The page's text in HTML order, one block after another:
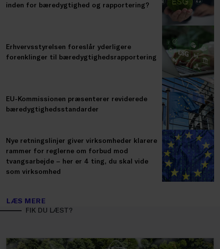
inden for bæredygtighed og rapportering?
Erhvervsstyrelsen foreslår yderligere
forenklinger til bæredygtighedsrapportering
EU-Kommissionen præsenterer reviderede
bæredygtighedsstandarder
Nye retningslinjer giver virksomheder klarere
rammer for reglerne om forbud mod
tvangsarbejde – her er 4 ting, du skal vide
som virksomhed
LÆS MERE
FIK DU LÆST?